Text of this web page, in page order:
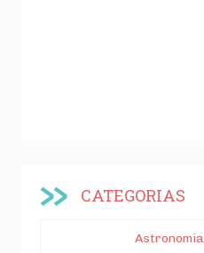
CATEGORIAS
Astronomia